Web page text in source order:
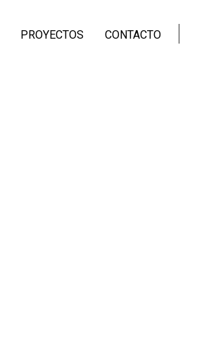
PROYECTOS CONTACTO